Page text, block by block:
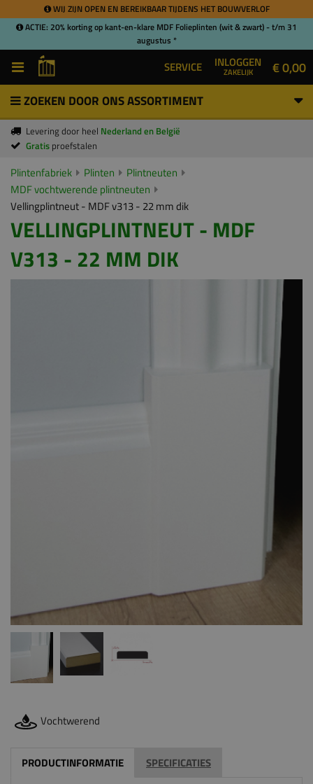
WIJ ZIJN OPEN EN BEREIKBAAR TIJDENS HET BOUWVERLOF
ACTIE: 20% korting op kant-en-klare MDF Folieplinten (wit & zwart) - t/m 31
augustus *
SERVICE INLOGGEN
ZAKELIJK € 0,00
ZOEKEN DOOR ONS ASSORTIMENT
Levering door heel Nederland en België
Gratis proefstalen
Plintenfabriek Plinten
Plintneuten
MDF vochtwerende plintneuten
Vellingplintneut - MDF v313 - 22 mm dik
VELLINGPLINTNEUT - MDF
V313 - 22 MM DIK
Vochtwerend
en een deurlijst, als deze niet goed op elkaar aansluiten. Dit